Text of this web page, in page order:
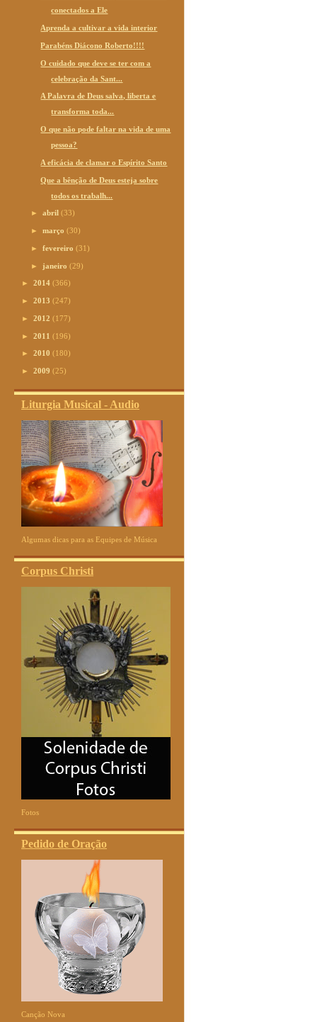
conectados a Ele
Aprenda a cultivar a vida interior
Parabéns Diácono Roberto!!!!
O cuidado que deve se ter com a
celebração da Sant...
A Palavra de Deus salva, liberta e
transforma toda...
O que não pode faltar na vida de uma
pessoa?
A eficácia de clamar o Espírito Santo
Que a bênção de Deus esteja sobre
todos os trabalh...
►abril(33)
►março(30)
►fevereiro(31)
► janeiro(29)
► 2014 (366)
► 2013 (247)
► 2012 (177)
► 2011 (196)
► 2010 (180)
► 2009 (25)
Liturgia Musical - Audio
Algumas dicas para as Equipes de Música
Corpus Christi
Fotos
Pedido de Oração
Canção Nova